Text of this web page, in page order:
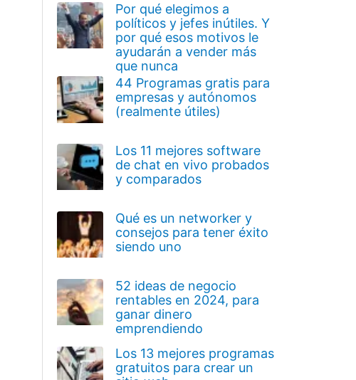
Por qué elegimos a
políticos y jefes inútiles. Y
por qué esos motivos le
ayudarán a vender más
que nunca
44 Programas gratis para
empresas y autónomos
(realmente útiles)
Los 11 mejores software
de chat en vivo probados
y comparados
Qué es un networker y
consejos para tener éxito
siendo uno
52 ideas de negocio
rentables en 2024, para
ganar dinero
emprendiendo
Los 13 mejores programas
gratuitos para crear un